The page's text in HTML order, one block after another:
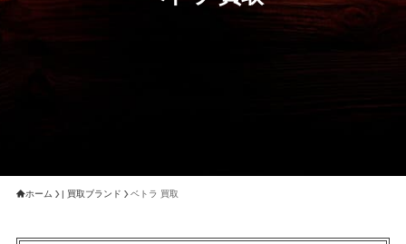
ホーム | 買取ブランド ベトラ 買取